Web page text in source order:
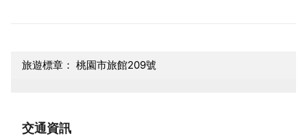
旅遊標章： 桃園市旅館209號
交通資訊